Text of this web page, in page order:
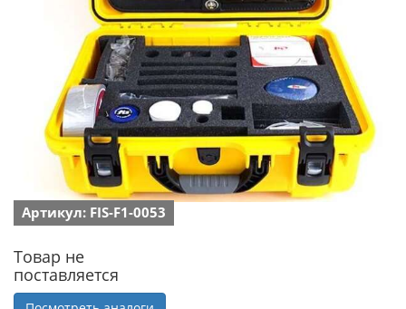
Артикул: FIS-F1-0053
Товар не
поставляется